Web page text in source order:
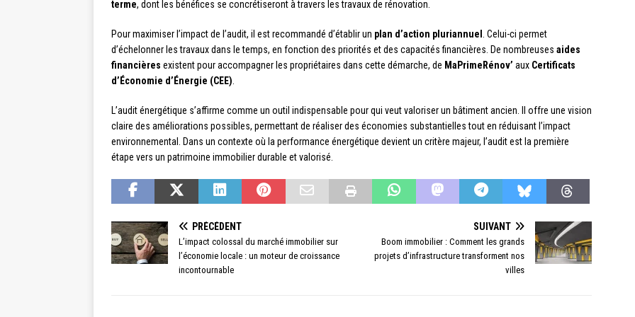
terme, dont les bénéfices se concrétiseront à travers les travaux de rénovation.
Pour maximiser l’impact de l’audit, il est recommandé d’établir un plan d’action pluriannuel
. Celui-ci permet
d’échelonner les travaux dans le temps, en fonction des priorités et des capacités financières. De nombreuses aides
financières existent pour accompagner les propriétaires dans cette démarche, de MaPrimeRénov’ aux Certificats
d’Économie d’Énergie (CEE)
L’audit énergétique s’affirme comme un outil indispensable pour qui veut valoriser un bâtiment ancien. Il offre une vision
claire des améliorations possibles, permettant de réaliser des économies substantielles tout en réduisant l’impact
environnemental. Dans un contexte où la performance énergétique devient un critère majeur, l’audit est la première
étape vers un patrimoine immobilier durable et valorisé.
PRÉCÉDENT
L’impact colossal du marché immobilier sur
l’économie locale : un moteur de croissance
incontournable
SUIVANT
Boom immobilier : Comment les grands
projets d’infrastructure transforment nos
villes